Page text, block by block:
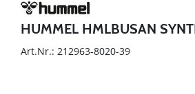
HUMMEL HMLBUSAN
Art.Nr.: 212963-8020-39